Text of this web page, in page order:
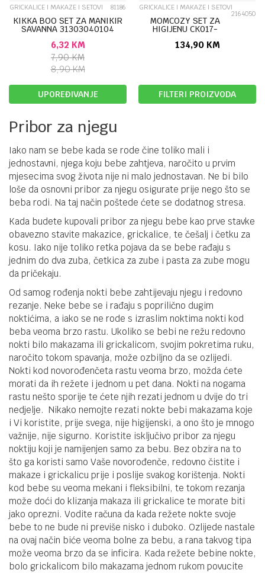
GRICKALICE I MAKAZE I SETOVI 81186
KIKKA BOO SET ZA MANIKIR
SAVANNA 31303040104
6,32 KM
7,90KM
8,90KM
GRICKALICE I MAKAZE I SETOVI
2164050
MOMCOZY SET ZA
HIGIJENU CK017-
134,90 KM
UPOREĐIVANJE FILTERI PROIZVODA
Pribor za njegu
Iako nam se bebe kada se rode čine toliko mali i
jednostavni, njega koju bebe zahtjeva, naročito u prvim
mjesecima svog života nije ni malo jednostavan. Ne bi bilo
loše da osnovni pribor za njegu osigurate prije nego što se
beba rodi. Na taj način poštede ćete se dodatnog stresa.
Kada budete kupovali pribor za njegu bebe kao prve stavke
obavezno stavite makazice, grickalice, te češalj i četku za
kosu. Iako nije toliko retka pojava da se bebe rađaju s
jednim do dva zuba, četkica za zube i pasta za zube mogu
da pričekaju.
Od samog rođenja nokti bebe zahtijevaju njegu i redovno
rezanje. Neke bebe se i rađaju s poprilično dugim
noktićima, a iako se ne rode s izraslim noktima nokti kod
beba veoma brzo rastu. Ukoliko se bebi ne režu redovno
nokti bilo makazama ili grickalicom, svojim pokretima ruku,
naročito tokom spavanja, može ozbiljno da se ozlijedi.
Nokti kod novorođenčeta rastu veoma brzo, možda ćete
morati da ih režete i jednom u pet dana. Nokti na nogama
rastu nešto sporije te ćete njih rezati jednom u dvije do tri
nedjelje. Nikako nemojte rezati nokte bebi makazama koje
i Vi koristite, prije svega, nije higijenski, a ono što je mnogo
važnije, nije sigurno. Koristite isključivo pribor za njegu
noktiju koji je namijenjen samo za bebu. Bez obzira na to
što ga koristi samo Vaše novorođenče, redovno čistite i
makaze i grickalicu prije i poslije svakog korištenja. Nokti
kod bebe su veoma mekani i fleksibilni, te tokom rezanja
može doći do klizanja makaza ili grickalice te morate biti
jako oprezni. Vodite računa da kada režete nokte svoje
bebe to ne bude ni previše nisko i duboko. Ozlijede nastale
na ovaj način biće veoma bolne za bebu, a rana takvog tipa
može veoma brzo da se inficira. Kada režete bebine nokte,
bolo grickalicom bilo makazama jednom rukom povucite